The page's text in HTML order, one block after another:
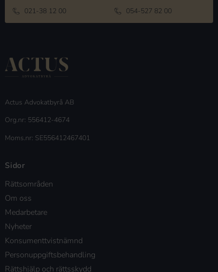
021-38 12 00
054-527 82 00
Actus Advokatbyrå AB
Org.nr: 556412-4674
Moms.nr: SE556412467401
Sidor
Rättsområden
Om oss
Medarbetare
Nyheter
Konsumenttvistnämnd
Personuppgiftsbehandling
Rättshjälp och rättsskydd